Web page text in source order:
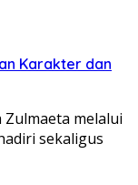
Karakter dan
Zulmaeta melalui
sekaligus